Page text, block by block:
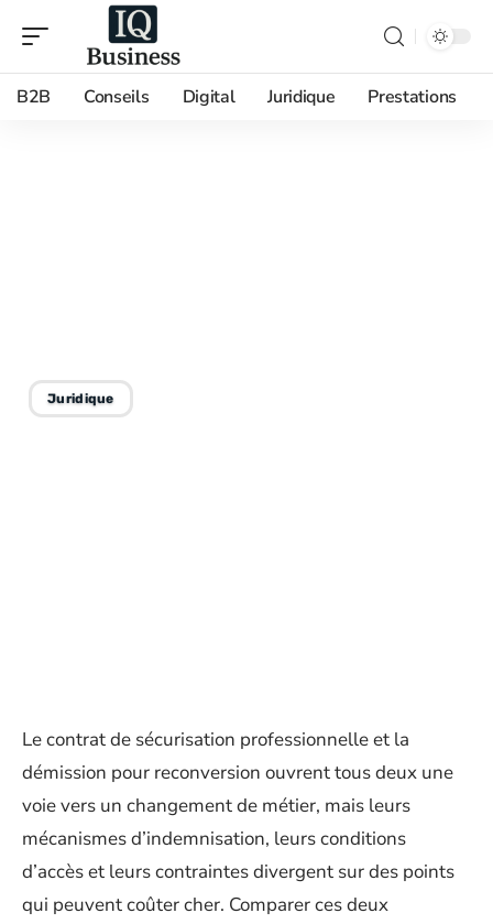
B2B Conseils Digital Juridique Prestations
Juridique
Le contrat de sécurisation professionnelle et la
démission pour reconversion ouvrent tous deux une
voie vers un changement de métier, mais leurs
mécanismes d’indemnisation, leurs conditions
d’accès et leurs contraintes divergent sur des points
qui peuvent coûter cher. Comparer ces deux